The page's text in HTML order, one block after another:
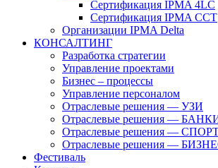
Сертификация IPMA 4LC
Сертификация IPMA CCT
Организации IPMA Delta
КОНСАЛТИНГ
Разработка стратегии
Управление проектами
Бизнес – процессы
Управление персоналом
Отраслевые решения — УЗИ
Отраслевые решения —
Отраслевые решения —
Отраслевые решения —
Фестиваль